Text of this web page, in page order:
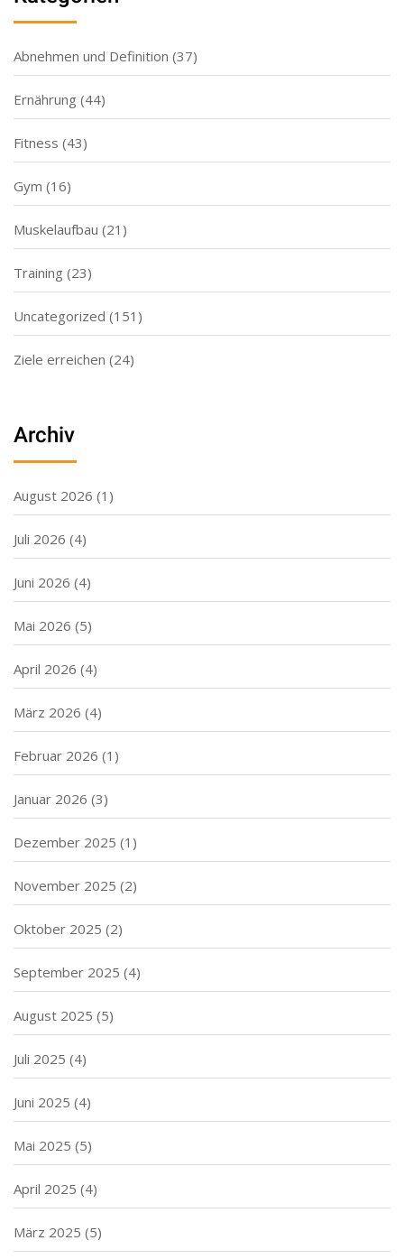
Abnehmen und Definition (37)
Ernährung (44)
Fitness (43)
Gym (16)
Muskelaufbau (21)
Training (23)
Uncategorized (151)
Ziele erreichen (24)
Archiv
August 2026 (1)
Juli 2026 (4)
Juni 2026 (4)
Mai 2026 (5)
April 2026 (4)
März 2026 (4)
Februar 2026 (1)
Januar 2026 (3)
Dezember 2025 (1)
November 2025 (2)
Oktober 2025 (2)
September 2025 (4)
August 2025 (5)
Juli 2025 (4)
Juni 2025 (4)
Mai 2025 (5)
April 2025 (4)
März 2025 (5)